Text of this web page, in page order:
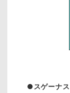
●スゲーナス